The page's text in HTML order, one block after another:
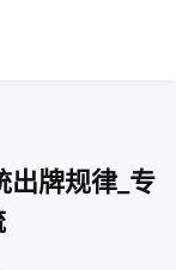
出牌规律_专